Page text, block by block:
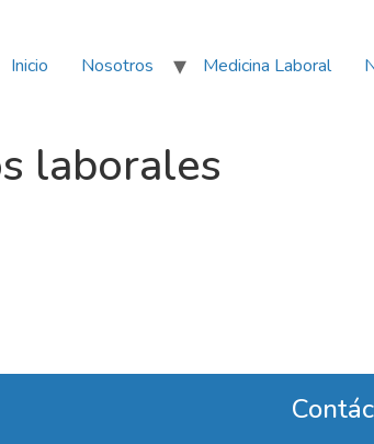
Inicio Nosotros Medicina Laboral
laborales